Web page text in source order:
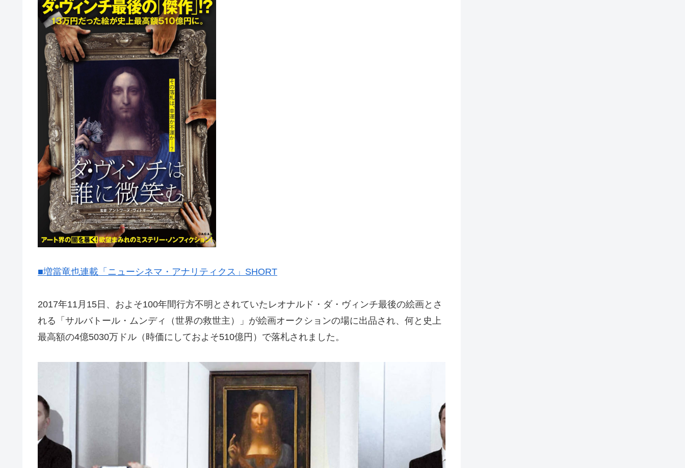
■増當竜也連載「ニューシネマ・アナリティクス」SHORT
2017年11月15日、およそ100年間行方不明とされていたレオナルド・ダ・ヴィンチ最後の絵画とさ
れる「サルバトール・ムンディ（世界の救世主）」が絵画オークションの場に出品され、何と史上
最高額の4億5030万ドル（時価にしておよそ510億円）で落札されました。